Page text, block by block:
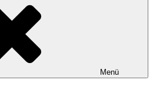
Menü